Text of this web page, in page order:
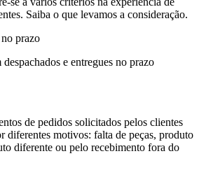
Saiba o que levamos a consideração.
prazo
e entregues no prazo
de pedidos solicitados pelos clientes
diferentes motivos: falta de peças, produto
diferente ou pelo recebimento fora do